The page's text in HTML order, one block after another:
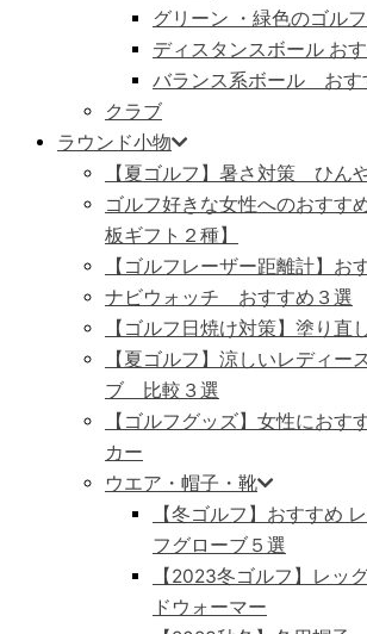
グリーン ・緑色のゴル
ディスタンスボール お
バランス系ボール おす
クラブ
ラウンド小物
【夏ゴルフ】暑さ対策 ひん
ゴルフ好きな女性へのおすす
板ギフト２種】
【ゴルフレーザー距離計】お
ナビウォッチ おすすめ３選
【ゴルフ日焼け対策】塗り直
【夏ゴルフ】涼しいレディー
ブ 比較３選
【ゴルフグッズ】女性におす
カー
ウエア・帽子・靴
【冬ゴルフ】おすすめ
フグローブ５選
【2023冬ゴルフ】レッ
ドウォーマー